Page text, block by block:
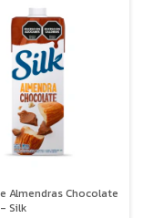
Almendras Chocolate
Silk